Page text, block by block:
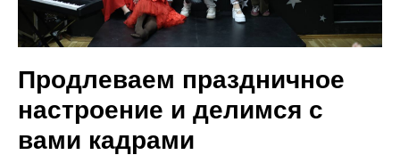
Продлеваем праздничное
настроение и делимся с
вами кадрами